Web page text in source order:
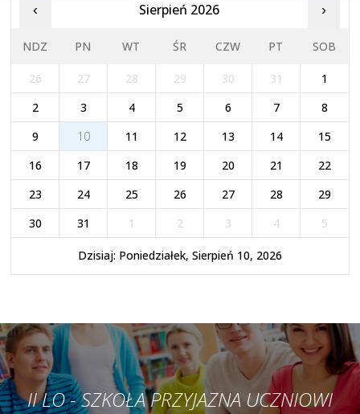
‹ Sierpień 2026 ›
NDZ PN WT ŚR CZW PT SOB
26 27 28 29 30 31
1
2
3 4 5 6 7
8
9
10 11 12 13 14
15
16
17 18 19 20 21
22
23
24 25 26 27 28
29
30
31 1 2 3 4 5
Dzisiaj: Poniedziałek, Sierpień 10, 2026
II LO - SZKOŁA PRZYJAZNA UCZNIOWI